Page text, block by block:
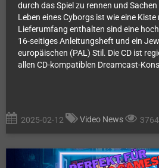
durch das Spiel zu rennen und
Leben eines Cyborgs ist wie eine
Lieferumfang enthalten sind eine
16-seitiges Anleitungsheft und ein
europäischen (PAL) Stil. Die CD ist
allen CD-kompatiblen Dreamcast-
2025-02-12 Video News